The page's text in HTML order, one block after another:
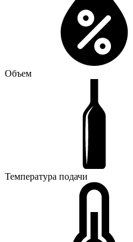
Объем
Температура подачи